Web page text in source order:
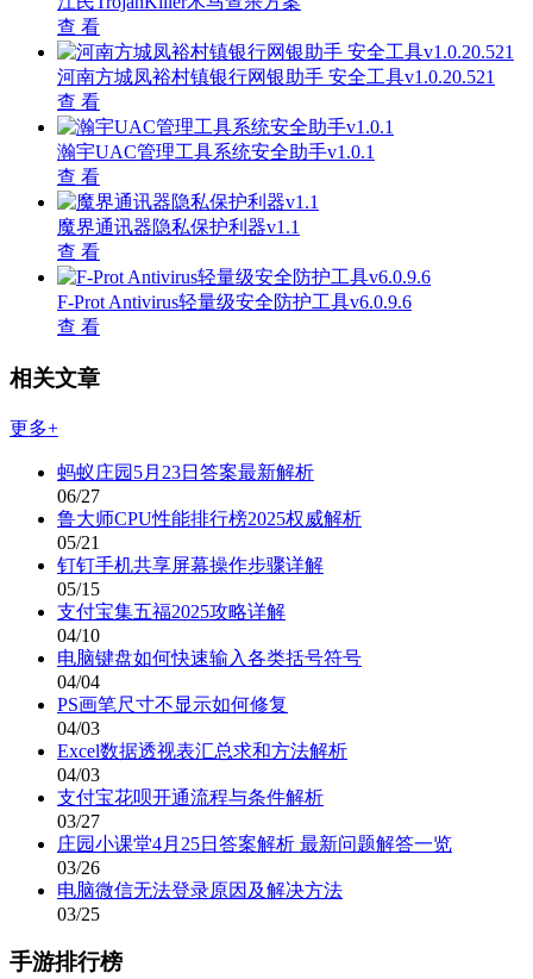
查 看
河南方城凤裕村镇银行网银助手 安全工具v1.0.20.521
查 看
瀚宇UAC管理工具系统安全助手v1.0.1
查 看
魔界通讯器隐私保护利器v1.1
查 看
F-Prot Antivirus轻量级安全防护工具v6.0.9.6
查 看
相关文章
更多+
蚂蚁庄园5月23日答案最新解析
06/27
鲁大师CPU性能排行榜2025权威解析
05/21
钉钉手机共享屏幕操作步骤详解
05/15
支付宝集五福2025攻略详解
04/10
电脑键盘如何快速输入各类括号符号
04/04
PS画笔尺寸不显示如何修复
04/03
Excel数据透视表汇总求和方法解析
04/03
支付宝花呗开通流程与条件解析
03/27
庄园小课堂4月25日答案解析 最新问题解答一览
03/26
电脑微信无法登录原因及解决方法
03/25
手游排行榜